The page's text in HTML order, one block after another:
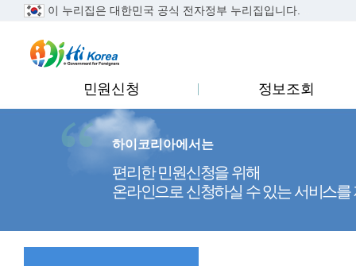
이 누리집은 대한민국 공식 전자정부 누리집입니다.
민원신청 정보조회
하이코리아에서는
편리한 민원신청을 위해
온라인으로 신청하실 수 있는 서비스를